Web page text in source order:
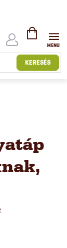
KERESÉS
KOSÁR